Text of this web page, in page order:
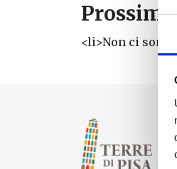
Prossimi
<li>Non ci sono